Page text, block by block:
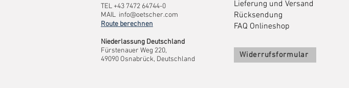
TEL +43 7472 64744-0
MAIL info@oetscher.com
Route berechnen
Niederlassung Deutschland
Fürstenauer Weg 220,
49090 Osnabrück, Deutschland
Lieferung und Versand
Rücksendung
FAQ Onlineshop
Widerrufsformular